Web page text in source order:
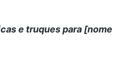
e truques para [nome